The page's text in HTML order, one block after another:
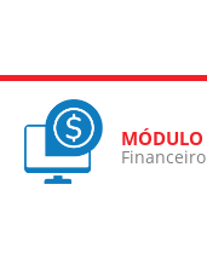
Financeiro